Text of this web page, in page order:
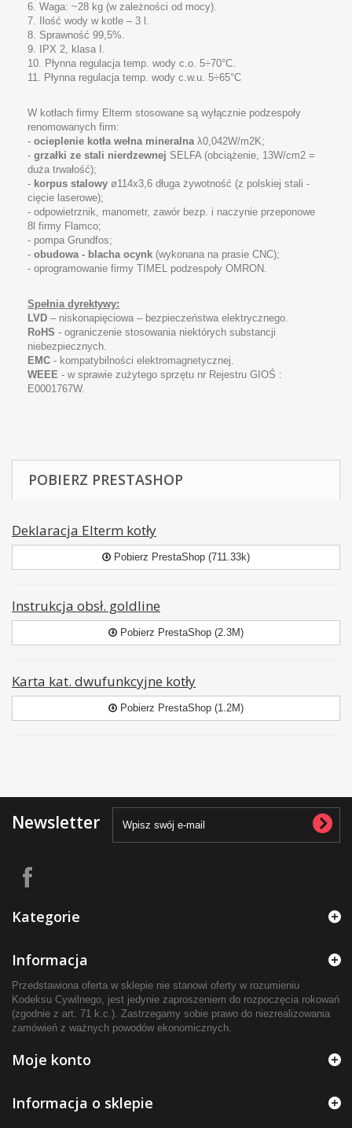
6. Waga: ~28 kg (w zależności od mocy).
7. Ilość wody w kotle – 3 l.
8. Sprawność 99,5%.
9. IPX 2, klasa I.
10. Płynna regulacja temp. wody c.o. 5÷70°C.
11. Płynna regulacja temp. wody c.w.u. 5÷65°C
W kotłach firmy Elterm stosowane są wyłącznie podzespoły
renomowanych firm:
- ocieplenie kotła wełna mineralnaλ0,042W/m2K;
- grzałki ze stali nierdzewnej SELFA (obciążenie, 13W/cm2 =
duża trwałość);
- korpus stalowy ø114x3,6 długa żywotność (z polskiej stali -
cięcie laserowe);
- odpowietrznik, manometr, zawór bezp. i naczynie przeponowe
8l firmy Flamco;
- pompa Grundfos;
- obudowa - blacha ocynk (wykonana na prasie CNC);
- oprogramowanie firmy TIMEL podzespoły OMRON.
Spełnia dyrektywy:
LVD – niskonapięciowa – bezpieczeństwa elektrycznego.
RoHS - ograniczenie stosowania niektórych substancji
niebezpiecznych.
EMC - kompatybilności elektromagnetycznej.
WEEE - w sprawie zużytego sprzętu nr Rejestru GIOŚ :
E0001767W.
POBIERZ PRESTASHOP
Deklaracja Elterm kotły
Pobierz PrestaShop (711.33k)
Instrukcja obsł. goldline
Pobierz PrestaShop (2.3M)
Karta kat. dwufunkcyjne kotły
Pobierz PrestaShop (1.2M)
Newsletter
Kategorie
Informacja
Przedstawiona oferta w sklepie nie stanowi oferty w rozumieniu
Kodeksu Cywilnego, jest jedynie zaproszeniem do rozpoczęcia rokowań
(zgodnie z art. 71 k.c.). Zastrzegamy sobie prawo do niezrealizowania
zamówień z ważnych powodów ekonomicznych.
Moje konto
Informacja o sklepie